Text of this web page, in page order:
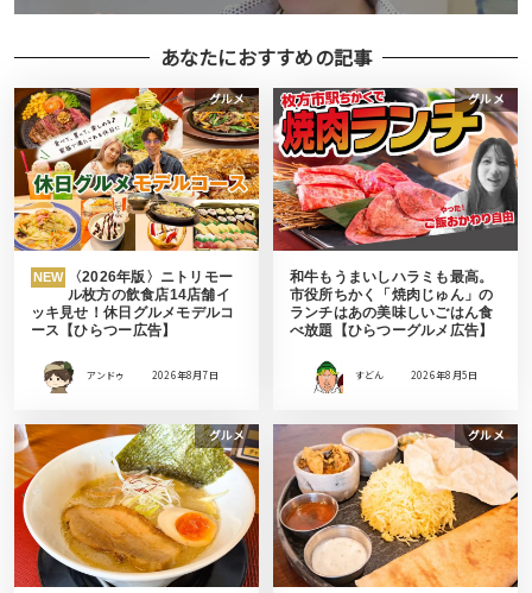
あなたにおすすめの記事
グルメ
NEW
〈2026年版〉ニトリモー
ル枚方の飲食店14店舗イ
ッキ見せ！休日グルメモデルコ
ース【ひらつー広告】
アンドゥ 2026年8月7日
グルメ
和牛もうまいしハラミも最高。
市役所ちかく「焼肉じゅん」の
ランチはあの美味しいごはん食
べ放題【ひらつーグルメ広告】
すどん 2026年8月5日
グルメ グルメ